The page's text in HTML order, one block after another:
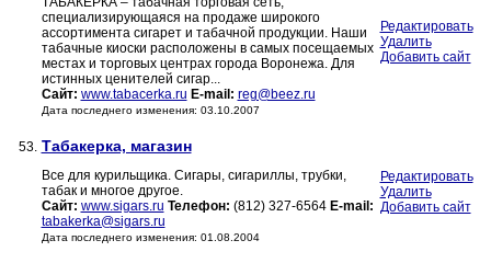
специализирующаяся на продаже широкого
ассортимента сигарет и табачной продукции. Наши
табачные киоски расположены в самых посещаемых
местах и торговых центрах города Воронежа. Для
истинных ценителей сигар...
Сайт: www.tabacerka.ru E-mail: reg@beez.ru
Дата последнего изменения: 03.10.2007
Редактировать
Удалить
Добавить сайт
53. Табакерка, магазин
Все для курильщика. Сигары, сигариллы, трубки,
табак и многое другое.
Сайт: www.sigars.ru Телефон: (812) 327-6564 E-mail:
tabakerka@sigars.ru
Дата последнего изменения: 01.08.2004
Редактировать
Удалить
Добавить сайт